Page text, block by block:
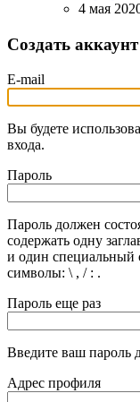
4 мая
Создать аккаунт
E-mail
Вы будете
входа.
Пароль
Пароль должен
содержать одну
и один специальный
символы: \ , / : .
Пароль еще раз
Введите ваш пароль
Адрес профиля